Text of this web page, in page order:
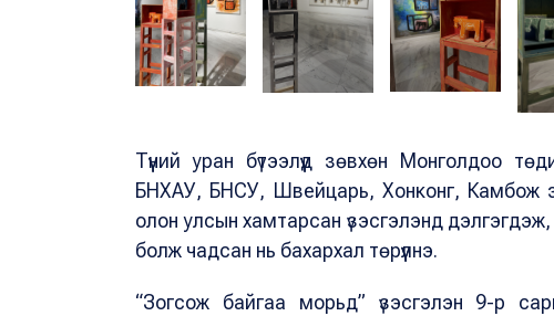
Түүний уран бүтээлүүд зөвхөн Монголдоо
БНХАУ, БНСУ, Швейцарь, Хонконг, Камбож
олон улсын хамтарсан үзэсгэлэнд
болж чадсан нь бахархал төрүүлнэ.
“Зогсож байгаа морьд” үзэсгэлэн 9-р